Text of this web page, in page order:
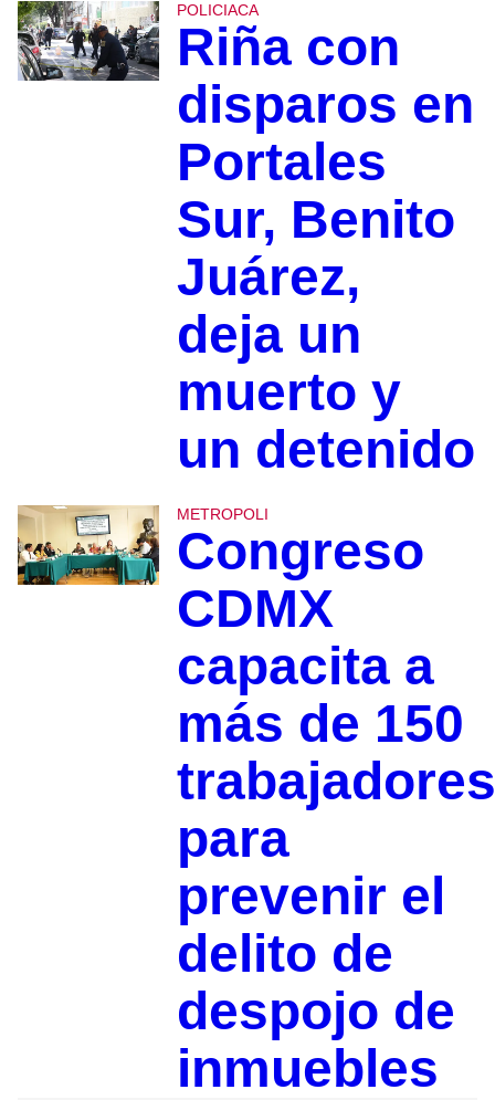
POLICIACA
Riña con
disparos en
Portales
Sur, Benito
Juárez,
deja un
muerto y
un detenido
METROPOLI
Congreso
CDMX
capacita a
más de 150
trabajadores
para
prevenir el
delito de
despojo de
inmuebles